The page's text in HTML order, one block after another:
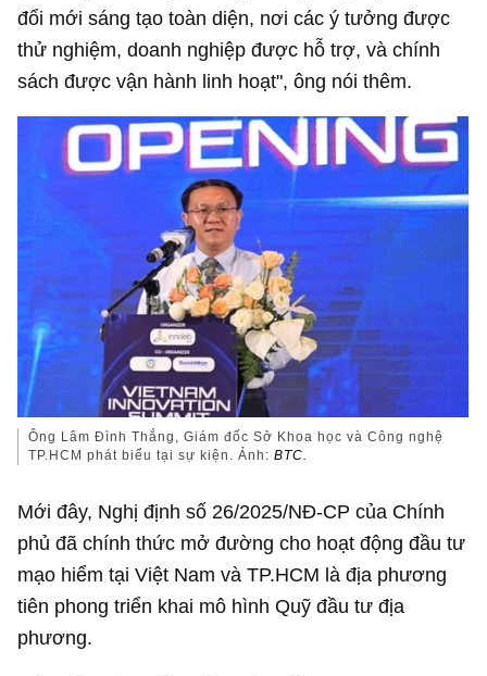
đổi mới sáng tạo toàn diện, nơi các ý tưởng được
thử nghiệm, doanh nghiệp được hỗ trợ, và chính
sách được vận hành linh hoạt", ông nói thêm.
Ông Lâm Đình Thắng, Giám đốc Sở Khoa học và Công nghệ
TP.HCM phát biểu tại sự kiện. Ảnh:BTC.
Mới đây, Nghị định số 26/2025/NĐ-CP của Chính
phủ đã chính thức mở đường cho hoạt động đầu tư
mạo hiểm tại Việt Nam và TP.HCM là địa phương
tiên phong triển khai mô hình Quỹ đầu tư địa
phương.